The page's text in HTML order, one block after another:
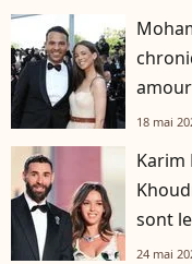
18 mai
Karim
sont
24 mai